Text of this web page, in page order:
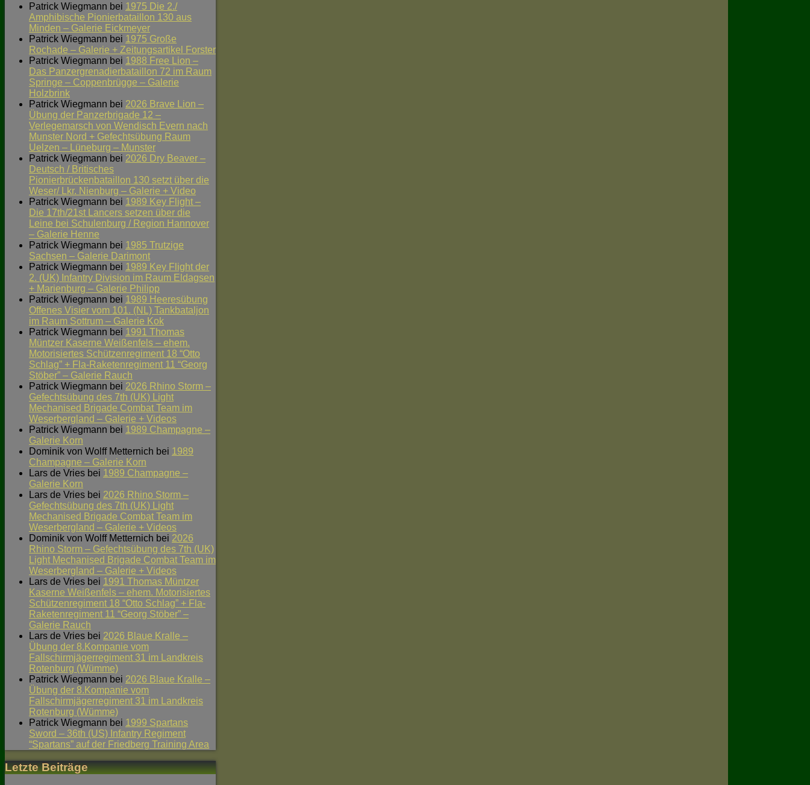
Patrick Wiegmann bei 1975 Die 2./
Amphibische Pionierbataillon 130 aus
Minden – Galerie Eickmeyer
Patrick Wiegmann bei 1975 Große
Rochade – Galerie + Zeitungsartikel Forster
Patrick Wiegmann bei 1988 Free Lion –
Das Panzergrenadierbataillon 72 im Raum
Springe – Coppenbrügge – Galerie
Holzbrink
Patrick Wiegmann bei 2026 Brave Lion –
Übung der Panzerbrigade 12 –
Verlegemarsch von Wendisch Evern nach
Munster Nord + Gefechtsübung Raum
Uelzen – Lüneburg – Munster
Patrick Wiegmann bei 2026 Dry Beaver –
Deutsch / Britisches
Pionierbrückenbataillon 130 setzt über die
Weser/ Lkr. Nienburg – Galerie + Video
Patrick Wiegmann bei 1989 Key Flight –
Die 17th/21st Lancers setzen über die
Leine bei Schulenburg / Region Hannover
– Galerie Henne
Patrick Wiegmann bei 1985 Trutzige
Sachsen – Galerie Darimont
Patrick Wiegmann bei 1989 Key Flight der
2. (UK) Infantry Division im Raum Eldagsen
+ Marienburg – Galerie Philipp
Patrick Wiegmann bei 1989 Heeresübung
Offenes Visier vom 101. (NL) Tankbataljon
im Raum Sottrum – Galerie Kok
Patrick Wiegmann bei 1991 Thomas
Müntzer Kaserne Weißenfels – ehem.
Motorisiertes Schützenregiment 18 “Otto
Schlag” + Fla-Raketenregiment 11 “Georg
Stöber” – Galerie Rauch
Patrick Wiegmann bei 2026 Rhino Storm –
Gefechtsübung des 7th (UK) Light
Mechanised Brigade Combat Team im
Weserbergland – Galerie + Videos
Patrick Wiegmann bei 1989 Champagne –
Galerie Korn
Dominik von Wolff Metternich bei 1989
Champagne – Galerie Korn
Lars de Vries bei 1989 Champagne –
Galerie Korn
Lars de Vries bei 2026 Rhino Storm –
Gefechtsübung des 7th (UK) Light
Mechanised Brigade Combat Team im
Weserbergland – Galerie + Videos
Dominik von Wolff Metternich bei 2026
Rhino Storm – Gefechtsübung des 7th (UK)
Light Mechanised Brigade Combat Team im
Weserbergland – Galerie + Videos
Lars de Vries bei 1991 Thomas Müntzer
Kaserne Weißenfels – ehem. Motorisiertes
Schützenregiment 18 “Otto Schlag” + Fla-
Raketenregiment 11 “Georg Stöber” –
Galerie Rauch
Lars de Vries bei 2026 Blaue Kralle –
Übung der 8.Kompanie vom
Fallschirmjägerregiment 31 im Landkreis
Rotenburg (Wümme)
Patrick Wiegmann bei 2026 Blaue Kralle –
Übung der 8.Kompanie vom
Fallschirmjägerregiment 31 im Landkreis
Rotenburg (Wümme)
Patrick Wiegmann bei 1999 Spartans
Sword – 36th (US) Infantry Regiment
“Spartans” auf der Friedberg Training Area
Letzte Beiträge